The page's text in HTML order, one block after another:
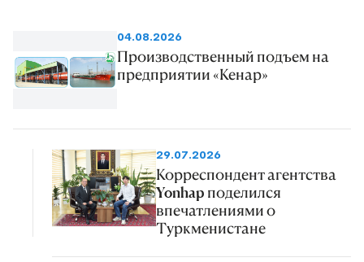
04.08.2026
Производственный подъем на
предприятии «Кенар»
29.07.2026
Корреспондент агентства
Yonhap поделился
впечатлениями о
Туркменистане